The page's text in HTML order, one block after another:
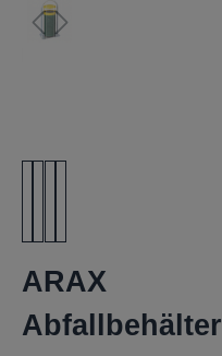
ARAX
Abfallbehälter